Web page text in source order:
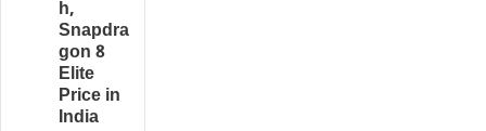
h,
Snapdra
gon 8
Elite
Price in
India